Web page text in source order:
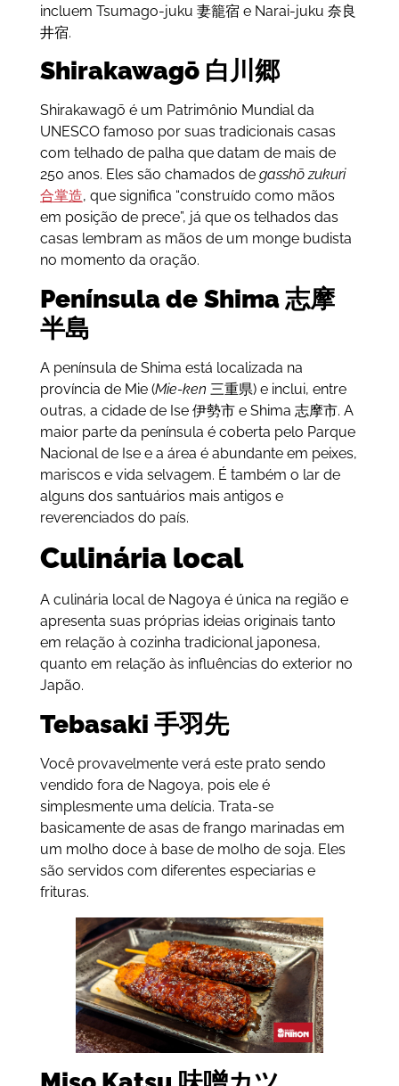
incluem Tsumago-juku 妻籠宿 e Narai-juku 奈良
井宿.
Shirakawagō 白川郷
Shirakawagō é um Patrimônio Mundial da
UNESCO famoso por suas tradicionais casas
com telhado de palha que datam de mais de
250 anos. Eles são chamados de gasshō zukuri
合掌造, que significa “construído como mãos
em posição de prece”, já que os telhados das
casas lembram as mãos de um monge budista
no momento da oração.
Península de Shima 志摩
半島
A península de Shima está localizada na
província de Mie (Mie-ken 三重県) e inclui, entre
outras, a cidade de Ise 伊勢市 e Shima 志摩市. A
maior parte da península é coberta pelo Parque
Nacional de Ise e a área é abundante em peixes,
mariscos e vida selvagem. É também o lar de
alguns dos santuários mais antigos e
reverenciados do país.
Culinária local
A culinária local de Nagoya é única na região e
apresenta suas próprias ideias originais tanto
em relação à cozinha tradicional japonesa,
quanto em relação às influências do exterior no
Japão.
Tebasaki 手羽先
Você provavelmente verá este prato sendo
vendido fora de Nagoya, pois ele é
simplesmente uma delícia. Trata-se
basicamente de asas de frango marinadas em
um molho doce à base de molho de soja. Eles
são servidos com diferentes especiarias e
frituras.